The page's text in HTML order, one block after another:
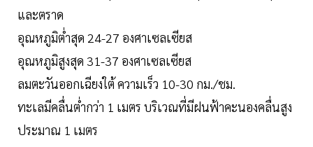
และตราด
อุณหภูมิต่ำสุด 24-27 องศาเซลเซียส
อุณหภูมิสูงสุด 31-37 องศาเซลเซียส
ลมตะวันออกเฉียงใต้ ความเร็ว 10-30 กม./ชม.
ทะเลมีคลื่นต่ำกว่า 1 เมตร บริเวณที่มีฝนฟ้าคะนองคลื่นสูง
ประมาณ 1 เมตร